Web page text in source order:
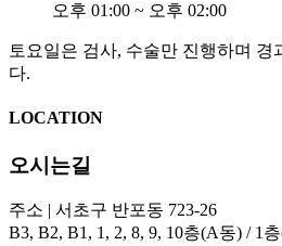
오후 01:00 ~ 오후 02:00
토요일은 검사, 수술만 진행하며 경
다.
LOCATION
오시는길
주소 | 서초구 반포동 723-26
B3, B2, B1, 1, 2, 8, 9, 10층(A동) / 1